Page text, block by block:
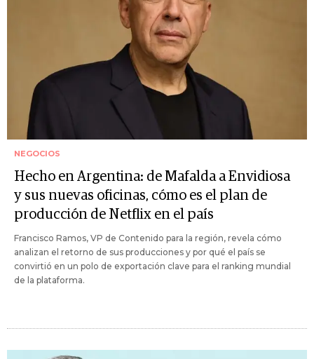
NEGOCIOS
Hecho en Argentina: de Mafalda a Envidiosa
y sus nuevas oficinas, cómo es el plan de
producción de Netflix en el país
Francisco Ramos, VP de Contenido para la región, revela cómo
analizan el retorno de sus producciones y por qué el país se
convirtió en un polo de exportación clave para el ranking mundial
de la plataforma.